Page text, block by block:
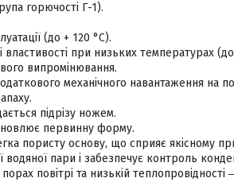
горючості Г-1).
(до + 120 °С).
властивості при низьких температурах
випромінювання.
механічного навантаження на
підрізу ножем.
первинну форму.
пористу основу, що сприяє якісному
водяної пари і забезпечує контроль
повітрі та низькій теплопровідності